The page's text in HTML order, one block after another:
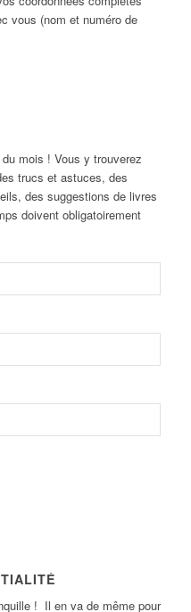
vous (nom et numéro de
mois ! Vous y trouverez
trucs et astuces, des
des suggestions de livres
doivent obligatoirement
! Il en va de même pour